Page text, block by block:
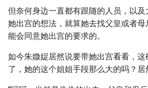
但奈何身边一直都有跟随的人员，以
她出宫的想法，就算她去找父皇或者
能会同意她出宫的要求的。
如今朱媺娖居然说要带她出宫看看，
了，她的这个姐姐手段那么大的吗？居